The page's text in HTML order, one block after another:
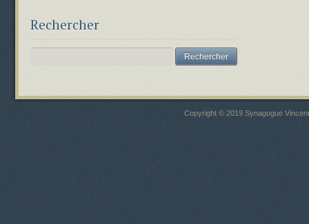
Rechercher
Copyright © 2019 Synagogue